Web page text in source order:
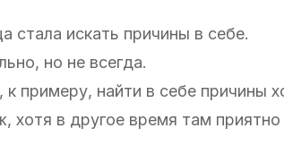
стала искать причины в себе.
но не всегда.
к примеру, найти в себе причины
хотя в другое время там